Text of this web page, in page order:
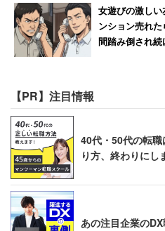
女遊びの激し
ンション売れ
間踏み倒され
【PR】注目情報
40代・50代の転
り方、終わりにし
あの注目企業のDX